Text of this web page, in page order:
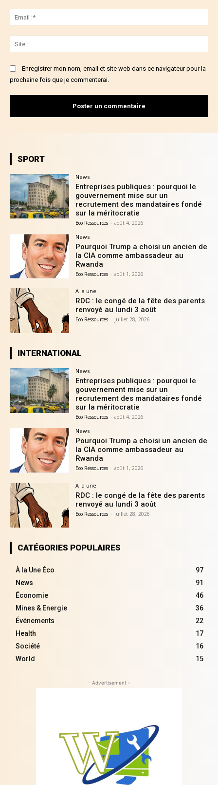
:*
:
Enregistrer mon nom, email et site web dans ce navigateur pour la
prochaine fois que je commenterai.
SPORT
News
Entreprises publiques : pourquoi le
gouvernement mise sur un
recrutement des mandataires fondé
sur la méritocratie
Eco Ressources - août 4, 2026
News
Pourquoi Trump a choisi un ancien de
la CIA comme ambassadeur au
Rwanda
Eco Ressources - août 1, 2026
A la une
RDC : le congé de la fête des parents
renvoyé au lundi 3 août
Eco Ressources - juillet 28, 2026
INTERNATIONAL
News
Entreprises publiques : pourquoi le
gouvernement mise sur un
recrutement des mandataires fondé
sur la méritocratie
Eco Ressources - août 4, 2026
News
Pourquoi Trump a choisi un ancien de
la CIA comme ambassadeur au
Rwanda
Eco Ressources - août 1, 2026
A la une
RDC : le congé de la fête des parents
renvoyé au lundi 3 août
Eco Ressources - juillet 28, 2026
CATÉGORIES POPULAIRES
À la Une Éco
97
News
91
Économie
46
Mines & Energie
36
Événements
22
Health
17
Société
16
World
15
- Advertisement -